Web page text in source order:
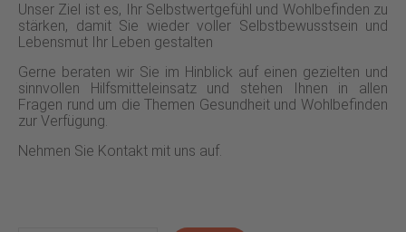
Unser Ziel ist es, Ihr Selbstwertgefühl und Wohlbefinden zu
stärken, damit Sie wieder voller Selbstbewusstsein und
Lebensmut Ihr Leben gestalten
Gerne beraten wir Sie im Hinblick auf einen gezielten und
sinnvollen Hilfsmitteleinsatz und stehen Ihnen in allen
Fragen rund um die Themen Gesundheit und Wohlbefinden
zur Verfügung.
Nehmen Sie Kontakt mit uns auf.